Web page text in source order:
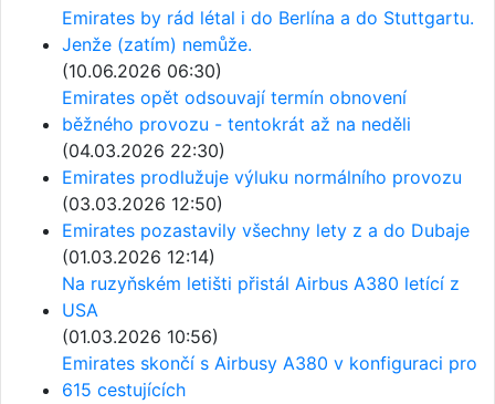
Emirates by rád létal i do Berlína a do Stuttgartu.
Jenže (zatím) nemůže.
(10.06.2026 06:30)
Emirates opět odsouvají termín obnovení
běžného provozu - tentokrát až na neděli
(04.03.2026 22:30)
Emirates prodlužuje výluku normálního provozu
(03.03.2026 12:50)
Emirates pozastavily všechny lety z a do Dubaje
(01.03.2026 12:14)
Na ruzyňském letišti přistál Airbus A380 letící z
USA
(01.03.2026 10:56)
Emirates skončí s Airbusy A380 v konfiguraci pro
615 cestujících